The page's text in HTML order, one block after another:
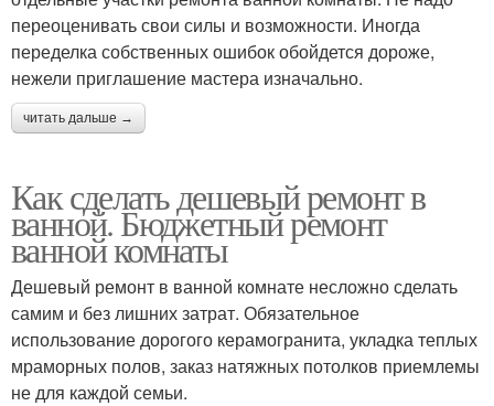
переоценивать свои силы и возможности. Иногда
переделка собственных ошибок обойдется дороже,
нежели приглашение мастера изначально.
читать дальше →
Как сделать дешевый ремонт в
ванной. Бюджетный ремонт
ванной комнаты
Дешевый ремонт в ванной комнате несложно сделать
самим и без лишних затрат. Обязательное
использование дорогого керамогранита, укладка теплых
мраморных полов, заказ натяжных потолков приемлемы
не для каждой семьи.